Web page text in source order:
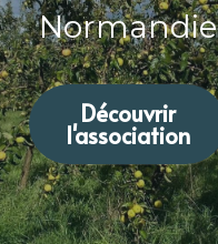
Normandie
Découvrir
l'association